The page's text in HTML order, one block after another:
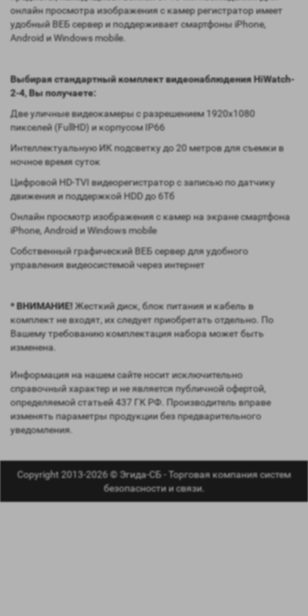
онлайн просмотра изображения с камер регистратор имеет
удобный ВЕБ сервер и поддерживает смартфоны iPhone,
Android и Windows mobile.
Выбирая стандартный комплект видеонаблюдения HiWatch-
2-4, Вы получаете:
Две уличные видеокамеры с разрешением 1920х1080
пикселей (FullHD) и корпусом IP66
Интеллектуальную ИК подсветку до 20 метров для съемки в
ночное время суток
Цифровой HD-TVI видеорегистратор с записью по датчику
движения и поддержкой HDD до 6Тб
Онлайн просмотр изображения с камер на экране смартфона
iPhone, Android и Windows mobile
Собственный графический ВЕБ сервер для удобного
управления видеосистемой через интернет
* ВНИМАНИЕ!Жесткий диск, блок питания и кабель в
комплект не входят, их следует приобретать отдельно. По
Вашему требованию комплектация набора может быть
изменена.
Информация на нашем сайте носит исключительно
справочный характер и не является публичной офертой,
определяемой статьей 437 ГК РФ. Производитель вправе
изменять параметры продукции без предварительного
уведомления.
Copyright 2013-2026 © Эгида-СБ - Торговая компания систем
безопасности и связи.